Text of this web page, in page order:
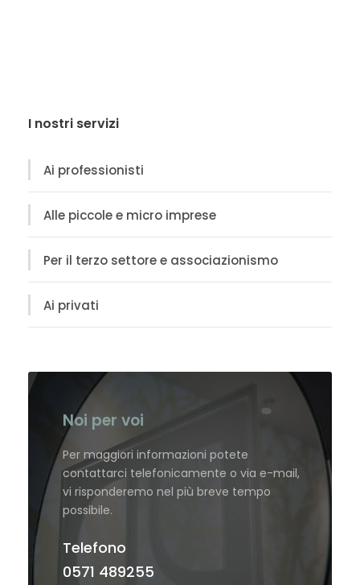
I nostri servizi
Ai professionisti
Alle piccole e micro imprese
Per il terzo settore e associazionismo
Ai privati
Noi per voi
Per maggiori informazioni potete
contattarci telefonicamente o via e-mail,
vi risponderemo nel più breve tempo
possibile.
Telefono
0571 489255